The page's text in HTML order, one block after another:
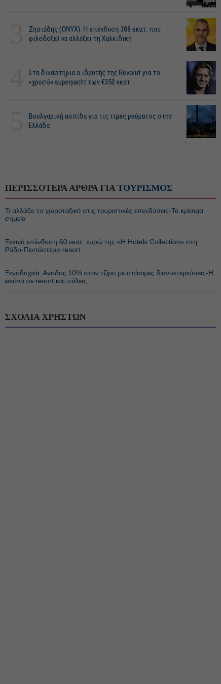
Ζησιάδης (ONYX): Η επένδυση 388 εκατ. που
φιλοδοξεί να αλλάξει τη Χαλκιδική
Στα δικαστήρια ο ιδρυτής της Revolut για το
«χρυσό» superyacht των €350 εκατ.
Βουλγαρική ασπίδα για τις τιμές ρεύματος στην
Ελλάδα
ΠΕΡΙΣΣΟΤΕΡΑ ΑΡΘΡΑ ΓΙΑ ΤΟΥΡΙΣΜΟΣ
Τι αλλάζει το χωροταξικό στις τουριστικές επενδύσεις-Τα κρίσιμα
σημεία
Ξεκινά επένδυση 60 εκατ. ευρώ της «H Hotels Collection» στη
Ρόδο-Πεντάστερο resort
Ξενοδοχεία: Ανοδος 10% στον τζίρο με στάσιμες διανυκτερεύσεις-Η
εικόνα σε resort και πόλεις
ΣΧΟΛΙΑ ΧΡΗΣΤΩΝ